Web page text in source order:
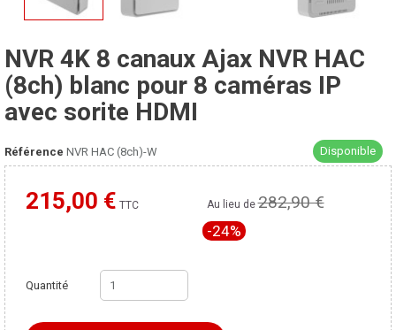
NVR 4K 8 canaux Ajax NVR HAC
(8ch) blanc pour 8 caméras IP
avec sorite HDMI
Référence NVR HAC (8ch)-W Disponible
215,00 € TTC
Moins cher ailleurs ? Au lieu de282,90 €
-24%
Quantité